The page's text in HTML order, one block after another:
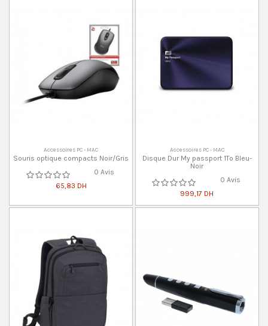
Accessoires PC - MAC
Souris optique compacts Noir/Gris
0 Avis
65,83 DH
Accessoires PC - MAC
Disque Dur My passport 1To Bleu-
Noir
0 Avis
999,17 DH